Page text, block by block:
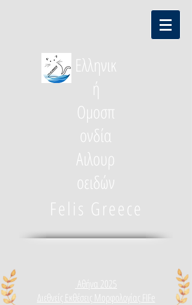
Ελληνικ
ή
Ομοσπ
ονδία
Αιλουρ
οειδών
Felis Greece
Αθήνα 2025
Διεθνεί
ς Εκθέσεις Μορφολογίας FIFe